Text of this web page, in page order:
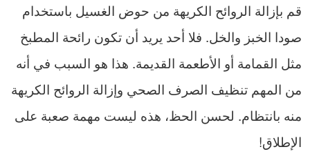
قم بإزالة الروائح الكريهة من حوض الغسيل باستخدام
صودا الخبز والخل. فلا أحد يريد أن تكون رائحة المطبخ
مثل القمامة أو الأطعمة القديمة. هذا هو السبب في أنه
من المهم تنظيف الصرف الصحي وإزالة الروائح الكريهة
منه بانتظام. لحسن الحظ، هذه ليست مهمة صعبة على
الإطلاق!